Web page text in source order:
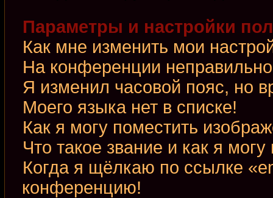
Параметры и настройки
Как мне изменить мои
На конференции
Я изменил часовой пояс, но
Моего языка нет в списке!
Как я могу поместить
Что такое звание и как я могу
Когда я щёлкаю по ссылке
конференцию!